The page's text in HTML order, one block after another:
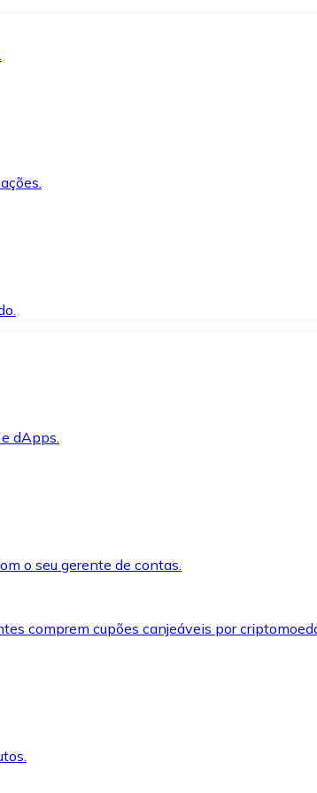
dApps.
o seu gerente de contas.
comprem cupões canjeáveis por